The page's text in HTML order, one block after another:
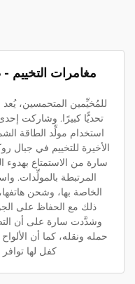
مغامرات التخييم
للمُخيِّمين المتحمسين،
تحديًّا كبيرًا. وشاركت
استخدام مولِّد الطاقة
الأخيرة للتخييم في جبال
سارة من الاستمتاع بهدوء
المرتبطة بالمولِّدات.
الخاصة بها، وشحن
ذلك مع الحفاظ على
وشدَّدت سارة على أن
حمله ونقله، كما أن
كفل لها